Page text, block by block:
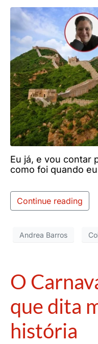
Eu já, e vou contar
como foi quando
Continue reading
Andrea Barros
O
que dita
história